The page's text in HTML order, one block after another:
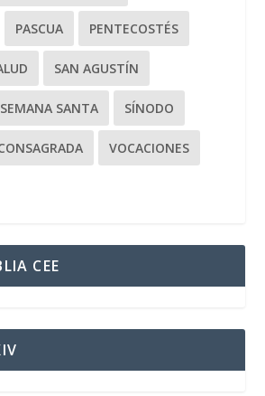
PASCUA PENTECOSTÉS
SAN AGUSTÍN
SEMANA SANTA SÍNODO
VOCACIONES
CEE